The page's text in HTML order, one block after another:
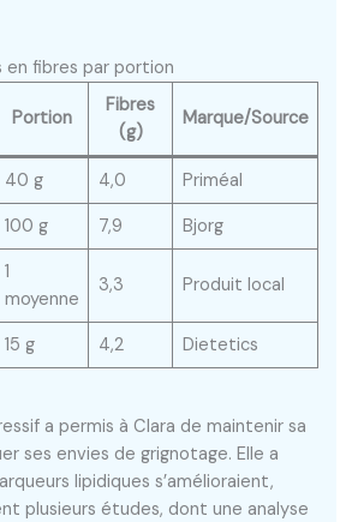
en fibres par portion
Portion
Fibres
(g)
Marque/Source
40 g 4,0
Priméal
100 g 7,9
Bjorg
1
moyenne
3,3 Produit local
15 g 4,2 Dietetics
a permis à Clara de maintenir sa
ses envies de grignotage. Elle a
lipidiques s’amélioraient,
plusieurs études, dont une analyse